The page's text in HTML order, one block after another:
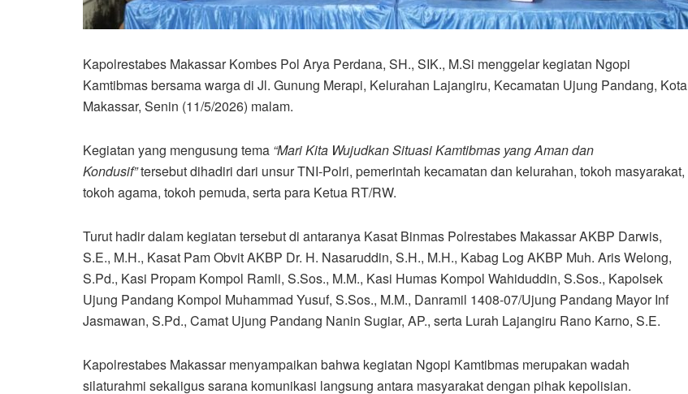
Kapolrestabes Makassar Kombes Pol Arya Perdana, SH., SIK., M.Si menggelar kegiatan Ngopi
Kamtibmas bersama warga di Jl. Gunung Merapi, Kelurahan Lajangiru, Kecamatan Ujung Pandang, Kota
Makassar, Senin (11/5/2026) malam.
Kegiatan yang mengusung tema “Mari Kita Wujudkan Situasi Kamtibmas yang Aman dan
Kondusif”tersebut dihadiri dari unsur TNI-Polri, pemerintah kecamatan dan kelurahan, tokoh masyarakat,
tokoh agama, tokoh pemuda, serta para Ketua RT/RW.
Turut hadir dalam kegiatan tersebut di antaranya Kasat Binmas Polrestabes Makassar AKBP Darwis,
S.E., M.H., Kasat Pam Obvit AKBP Dr. H. Nasaruddin, S.H., M.H., Kabag Log AKBP Muh. Aris Welong,
S.Pd., Kasi Propam Kompol Ramli, S.Sos., M.M., Kasi Humas Kompol Wahiduddin, S.Sos., Kapolsek
Ujung Pandang Kompol Muhammad Yusuf, S.Sos., M.M., Danramil 1408-07/Ujung Pandang Mayor Inf
Jasmawan, S.Pd., Camat Ujung Pandang Nanin Sugiar, AP., serta Lurah Lajangiru Rano Karno, S.E.
Kapolrestabes Makassar menyampaikan bahwa kegiatan Ngopi Kamtibmas merupakan wadah
silaturahmi sekaligus sarana komunikasi langsung antara masyarakat dengan pihak kepolisian.